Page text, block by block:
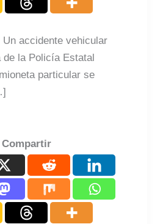
vehicular
de la Policía Estatal
particular se
Compartir